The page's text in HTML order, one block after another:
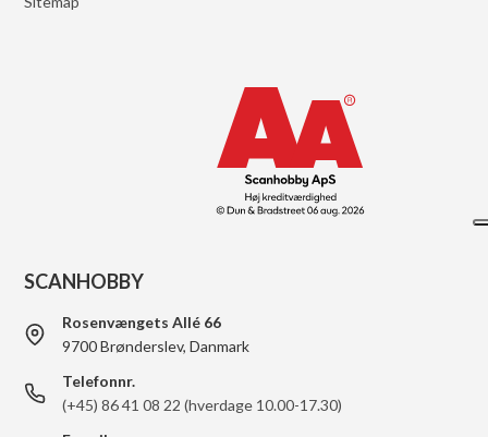
SCANHOBBY
Rosenvængets Allé 66
9700 Brønderslev, Danmark
Telefonnr.
(+45) 86 41 08 22 (hverdage 10.00-17.30)